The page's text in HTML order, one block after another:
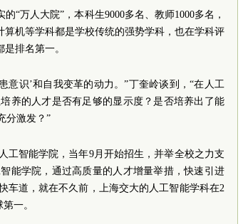
“万人大院”，本科生9000多名、教师1000多名，
机等学科都是学校传统的强势学科，也在学科评
排名第一。
意识’和自我变革的动力。”丁奎岭谈到，“在人工
养的人才是否有足够的显示度？是否培养出了能
分激发？”
工智能学院，当年9月开始招生，并举全校之力支
能学院，通过高质量的人才增量举措，快速引进
车道，就在不久前，上海交大的人工智能学科在2
一。